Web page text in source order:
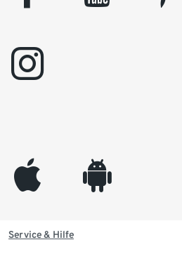
instagram
appleinc android
Service & Hilfe